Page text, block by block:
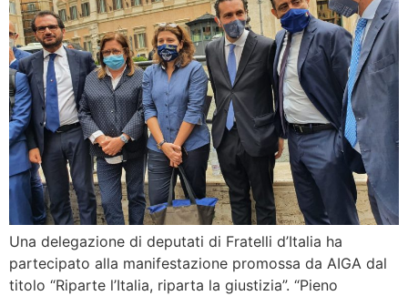
Una delegazione di deputati di Fratelli d’Italia ha
partecipato alla manifestazione promossa da AIGA dal
titolo “Riparte l’Italia, riparta la giustizia”. “Pieno